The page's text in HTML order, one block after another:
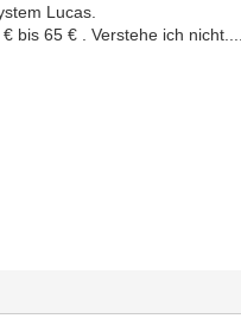
Lucas.
bis 65 € . Verstehe ich nicht....